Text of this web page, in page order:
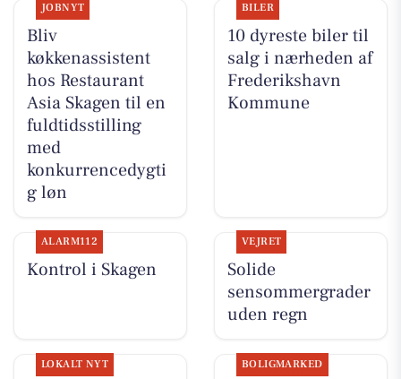
JOBNYT
Bliv
køkkenassistent
hos Restaurant
Asia Skagen til en
fuldtidsstilling
med
konkurrencedygti
g løn
BILER
10 dyreste biler til
salg i nærheden af
Frederikshavn
Kommune
ALARM112
Kontrol i Skagen
VEJRET
Solide
sensommergrader
uden regn
LOKALT NYT BOLIGMARKED